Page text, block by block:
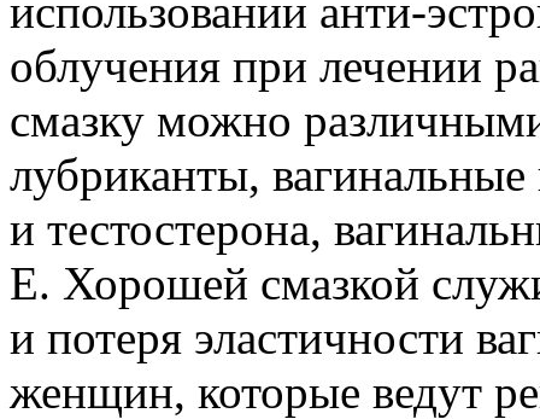
использовании анти-
облучения при лечении
смазку можно
лубриканты,
и тестостерона,
Е. Хорошей смазкой
и потеря эластичности
женщин, которые ведут